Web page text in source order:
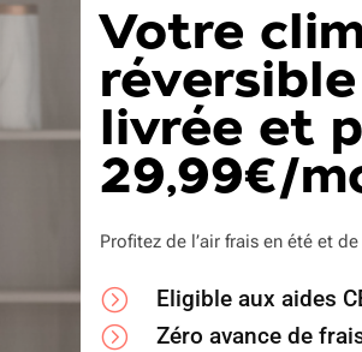
Votre
livrée et
29,99€/
Profitez de l’air frais en été et
=
Eligible aux aides
=
Zéro avance de